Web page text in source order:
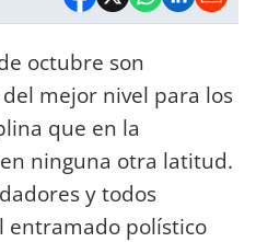
octubre son
mejor nivel para los
que en la
ninguna otra latitud.
y todos
entramado polístico